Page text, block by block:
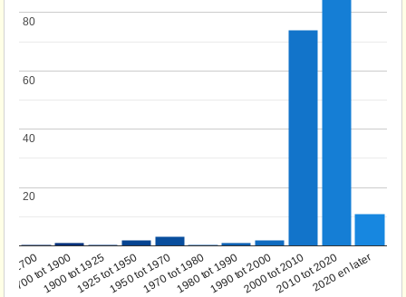
1700
1700 tot 1900
1900 tot 19251925 tot 19501950 tot 19701970 tot 19801980 tot 19901990 tot 20002000 tot 20102010 tot 20202020 en later
20
20
40
40
60
60
80
80